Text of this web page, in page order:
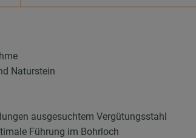
Naturstein
ausgesuchtem Vergütungsstahl
Führung im Bohrloch